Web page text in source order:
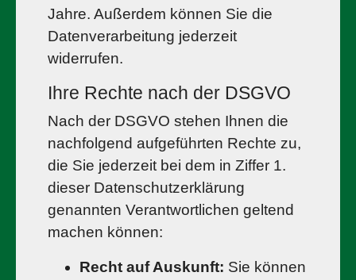
Jahre. Außerdem können Sie die
Datenverarbeitung jederzeit
widerrufen.
Ihre Rechte nach der DSGVO
Nach der DSGVO stehen Ihnen die
nachfolgend aufgeführten Rechte zu,
die Sie jederzeit bei dem in Ziffer 1.
dieser Datenschutzerklärung
genannten Verantwortlichen geltend
machen können:
Recht auf Auskunft: Sie können